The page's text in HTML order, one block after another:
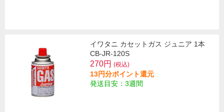
イワタニ カセットガス ジュニア 1本
CB-JR-120S
270円 (税込)
13円分ポイント還元
発送目安：3週間